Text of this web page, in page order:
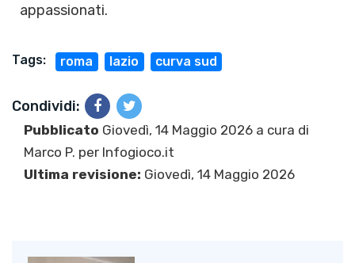
appassionati.
Tags: roma lazio curva sud
Condividi:
Pubblicato Giovedì, 14 Maggio 2026 a cura di
Marco P. per Infogioco.it
Ultima revisione: Giovedì, 14 Maggio 2026